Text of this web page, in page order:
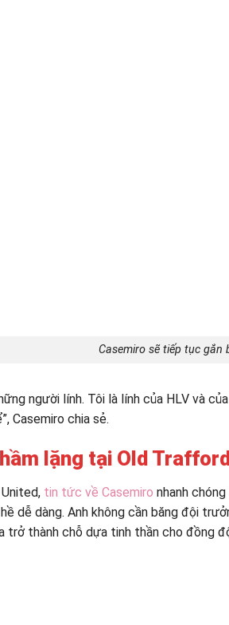
Casemiro sẽ tiếp tục gắn
người lính. Tôi là lính của HLV và
Casemiro chia sẻ.
lặng tại Old
tin tức về Casemiro nhanh
dễ dàng. Anh không cần băng đội
trở thành chỗ dựa tinh thần cho đồng